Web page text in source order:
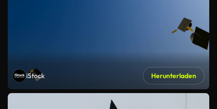
iStock Herunterladen